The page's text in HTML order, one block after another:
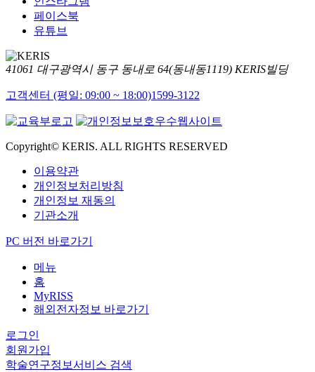
페이스북
유튜브
41061 대구광역시 동구 동내로 64(동내동1119) KERIS빌딩
고객센터 (평일: 09:00 ~ 18:00)1599-3122
Copyright© KERIS. ALL RIGHTS RESERVED
이용약관
개인정보처리방침
개인정보 재동의
기관소개
PC 버전 바로가기
메뉴
홈
MyRISS
해외전자정보 바로가기
로그인
회원가입
학술연구정보서비스 검색